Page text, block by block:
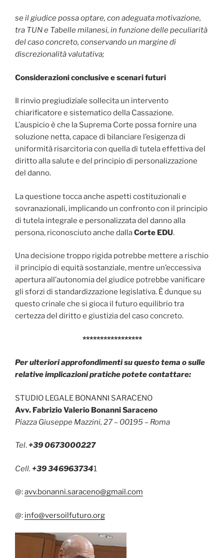
se il giudice possa optare, con adeguata motivazione,
tra TUN e Tabelle milanesi, in funzione delle peculiarità
del caso concreto, conservando un margine di
discrezionalità valutativa;
Considerazioni conclusive e scenari futuri
Il rinvio pregiudiziale sollecita un intervento
chiarificatore e sistematico della Cassazione.
L’auspicio è che la Suprema Corte possa fornire una
soluzione netta, capace di bilanciare l’esigenza di
uniformità risarcitoria con quella di tutela effettiva del
diritto alla salute e del principio di personalizzazione
del danno.
La questione tocca anche aspetti costituzionali e
sovranazionali, implicando un confronto con il principio
di tutela integrale e personalizzata del danno alla
persona, riconosciuto anche dallaCorte EDU.
Una decisione troppo rigida potrebbe mettere a rischio
il principio di equità sostanziale, mentre un’eccessiva
apertura all’autonomia del giudice potrebbe vanificare
gli sforzi di standardizzazione legislativa. È dunque su
questo crinale che si gioca il futuro equilibrio tra
certezza del diritto e giustizia del caso concreto.
*****************
Per ulteriori approfondimenti su questo tema o sulle
relative implicazioni pratiche potete contattare:
STUDIO LEGALE BONANNI SARACENO
Avv. Fabrizio Valerio Bonanni Saraceno
Piazza Giuseppe Mazzini, 27 – 00195 – Roma
Tel.+39 0673000227
Cell. +39 3469637341
@:avv.bonanni.saraceno@gmail.com
@: info@versoilfuturo.org